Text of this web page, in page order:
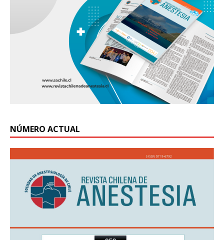
NÚMERO ACTUAL